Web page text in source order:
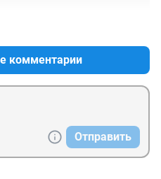
комментарии
Отправить